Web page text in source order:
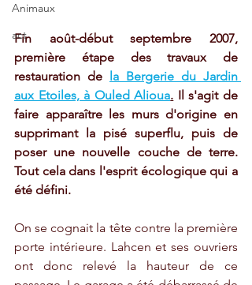
Animaux
act
Fin août-début septembre 2007,
première étape des travaux de
restauration de la Bergerie du Jardin
aux Etoiles, à Ouled Alioua. Il s'agit de
faire apparaître les murs d'origine en
supprimant la pisé superflu, puis de
poser une nouvelle couche de terre.
Tout cela dans l'esprit écologique qui a
été défini.
On se cognait la tête contre la première
porte intérieure. Lahcen et ses ouvriers
ont donc relevé la hauteur de ce